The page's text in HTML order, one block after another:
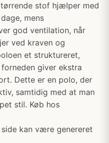
stof hjælper med
mens
god ventilation, når
ved kraven og
et struktureret,
giver ekstra
Dette er en polo, der
samtidig med at man
stil. Køb hos
kan være genereret